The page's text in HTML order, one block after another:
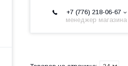
+7 (776) 218-06-67
менеджер магазина